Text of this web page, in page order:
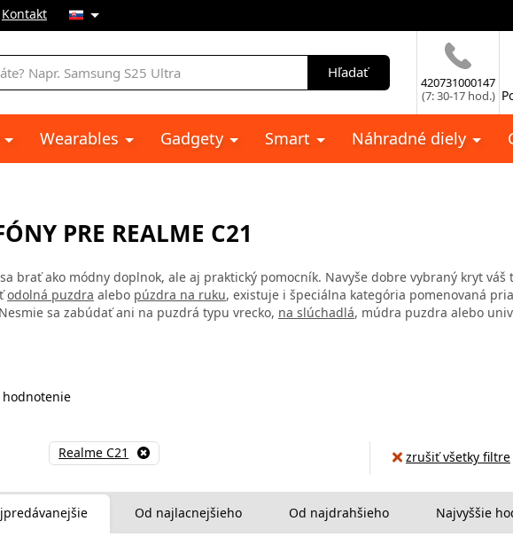
Kontakt
Hľadať
420731000147
(7: 30-17 hod.)
Wearables Gadgety Smart Náhradné diely
PRE REALME C21
brať ako módny doplnok, ale aj praktický pomocník. Navyše dobre vybraný kryt
odolná puzdra alebo púzdra na ruku, existuje i špeciálna kategória pomenovaná
sa zabúdať ani na puzdrá typu vrecko, na slúchadlá, múdra puzdra alebo
hodnotenie
Realme C21 zrušiť všetky filtre
Od najlacnejšieho Od najdrahšieho Najvyššie